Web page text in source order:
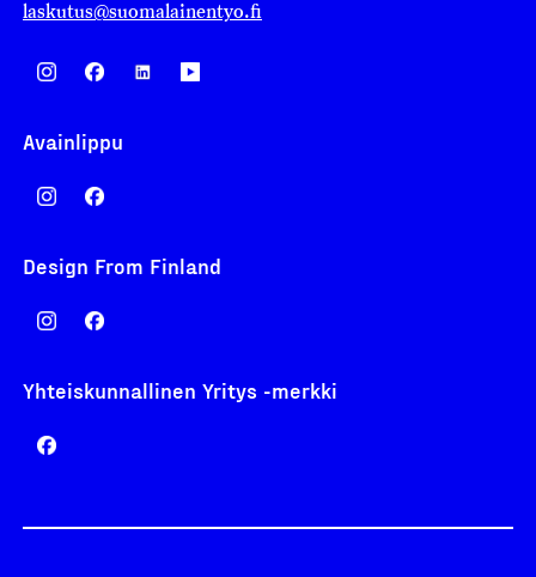
laskutus@suomalainentyo.fi
Avainlippu
Design From Finland
Yhteiskunnallinen Yritys -merkki